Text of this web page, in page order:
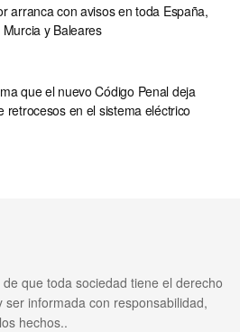
arranca con avisos en toda España,
y Baleares
que el nuevo Código Penal deja
retrocesos en el sistema eléctrico
que toda sociedad tiene el derecho
informada con responsabilidad,
hechos..